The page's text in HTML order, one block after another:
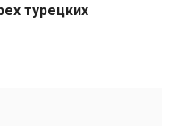
турецких